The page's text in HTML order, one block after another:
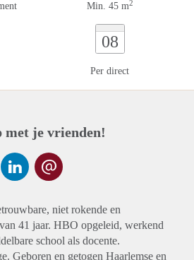
Min. 45 m2
08
Per direct
met je vrienden!
niet rokende en
41 jaar. HBO opgeleid, werkend
school als docente.
Geboren en getogen Haarlemse en